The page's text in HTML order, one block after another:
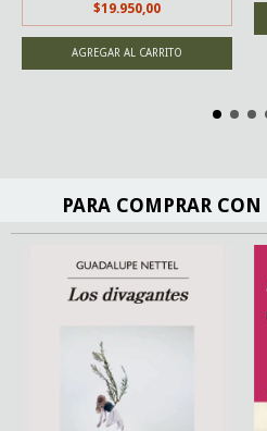
$19.950,00
PARA COMPRAR